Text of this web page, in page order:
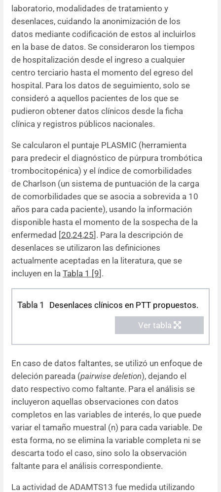
laboratorio, modalidades de tratamiento y
desenlaces, cuidando la anonimización de los
datos mediante codificación de estos al incluirlos
en la base de datos. Se consideraron los tiempos
de hospitalización desde el ingreso a cualquier
centro terciario hasta el momento del egreso del
hospital. Para los datos de seguimiento, solo se
consideró a aquellos pacientes de los que se
pudieron obtener datos clínicos desde la ficha
clínica y registros públicos nacionales.
Se calcularon el puntaje PLASMIC (herramienta
para predecir el diagnóstico de púrpura trombótica
trombocitopénica) y el índice de comorbilidades
de Charlson (un sistema de puntuación de la carga
de comorbilidades que se asocia a sobrevida a 10
años para cada paciente), usando la información
disponible hasta el momento de la sospecha de la
enfermedad [20,24,25]. Para la descripción de
desenlaces se utilizaron las definiciones
actualmente aceptadas en la literatura, que se
incluyen en la Tabla 1 [9].
Tabla 1 Desenlaces clínicos en PTT propuestos.
Ver tabla
En caso de datos faltantes, se utilizó un enfoque de
deleción pareada (pairwise deletion), dejando el
dato respectivo como faltante. Para el análisis se
incluyeron aquellas observaciones con datos
completos en las variables de interés, lo que puede
variar el tamaño muestral (n) para cada variable. De
esta forma, no se elimina la variable completa ni se
descarta todo el caso, sino solo la observación
faltante para el análisis correspondiente.
La actividad de ADAMTS13 fue medida utilizando